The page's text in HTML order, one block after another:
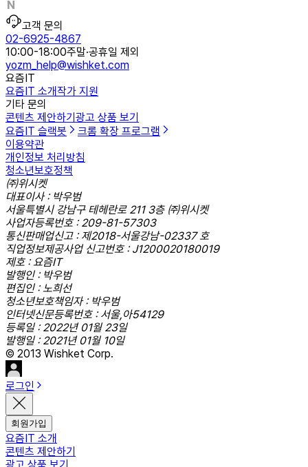
고객 문의
02-6925-4867
10:00-18:00주말·공휴일 제외
yozm_help@wishket.com
요즘IT
요즘IT 소개작가 지원
기타 문의
콘텐츠 제안하기 광고 상품 보기
요즘IT 슬랙봇
크롬 확장 프로그램
이용약관
개인정보 처리방침
청소년보호정책
㈜위시켓
대표이사 : 박우범
서울특별시 강남구 테헤란로 211 3층 ㈜위시켓
사업자등록번호 : 209-81-57303
통신판매업신고 : 제2018-서울강남-02337 호
직업정보제공사업 신고번호 : J1200020180019
제호 : 요즘IT
발행인 : 박우범
편집인 : 노희선
청소년보호책임자 : 박우범
인터넷신문등록번호 : 서울,아54129
등록일 : 2022년 01월 23일
발행일 : 2021년 01월 10일
© 2013 Wishket Corp.
로그인
회원가입
요즘IT 소개
콘텐츠 제안하기